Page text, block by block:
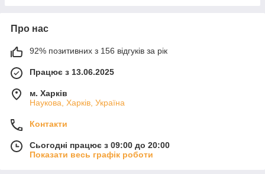
Про нас
92% позитивних з 156 відгуків за рік
Працює з 13.06.2025
м. Харків
Наукова, Харків, Україна
Контакти
Сьогодні працює з 09:00 до 20:00
Показати весь графік роботи